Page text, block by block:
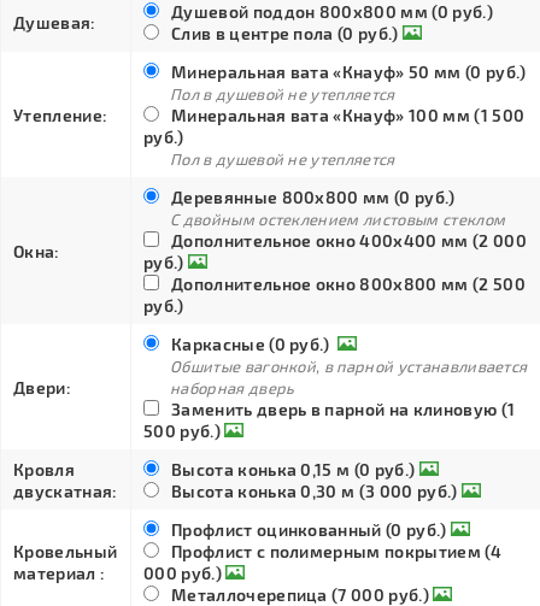
Душевая:
Душевой поддон 800х800 мм (0 руб.)
Слив в центре пола (0 руб.)
Утепление:
Минеральная вата «Кнауф» 50 мм (0 руб.)
Пол в душевой не утепляется
Минеральная вата «Кнауф» 100 мм (1 500
руб.)
Пол в душевой не утепляется
Окна:
Деревянные 800х800 мм (0 руб.)
С двойным остеклением листовым стеклом
Дополнительное окно 400х400 мм (2 000
руб.)
Дополнительное окно 800х800 мм (2 500
руб.)
Двери:
Каркасные (0 руб.)
Обшитые вагонкой, в парной устанавливается
наборная дверь
Заменить дверь в парной на клиновую (1
500 руб.)
Кровля
двускатная:
Высота конька 0,15 м (0 руб.)
Высота конька 0,30 м (3 000 руб.)
Кровельный
материал :
Профлист оцинкованный (0 руб.)
Профлист с полимерным покрытием (4
000 руб.)
Металлочерепица (7 000 руб.)